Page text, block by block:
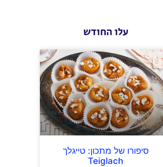
עלו החודש
סיפורו של מתכון: טייגלך
Teiglach